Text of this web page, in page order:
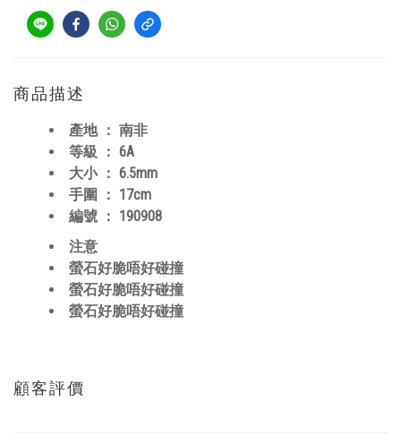
商品描述
產地 ： 南非
等級 ： 6A
大小 ： 6.5mm
手圍 ： 17cm
編號 ： 190908
注意
螢石好脆唔好碰撞
螢石好脆唔好碰撞
螢石好脆唔好碰撞
顧客評價